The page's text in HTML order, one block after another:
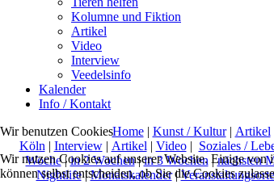
Kolumne und Fiktion
Artikel
Video
Interview
Veedelsinfo
Kalender
Info / Kontakt
Home| Kunst / Kultur| Artikel
Köln | Interview| Artikel | Video| Soziales /
Woche|in 2 Wochen|in 3 Wochen |nächsten
Nightlife|Monatskalender|Veranstaltungsorte
Wir benutzen Cookies
Wir nutzen Cookies auf unserer Website. Einige von
können selbst entscheiden, ob Sie die Cookies